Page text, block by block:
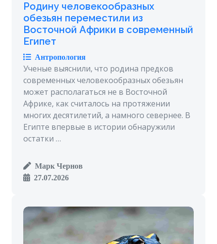
Родину человекообразных
обезьян переместили из
Восточной Африки в современный
Египет
Антропология
Ученые выяснили, что родина предков
современных человекообразных обезьян
может располагаться не в Восточной
Африке, как считалось на протяжении
многих десятилетий, а намного севернее. В
Египте впервые в истории обнаружили
остатки …
Марк Чернов
27.07.2026